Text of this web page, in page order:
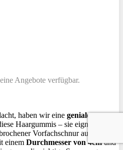
Angebote verfügbar.
haben wir eine geniale
Haargummis – sie eignen sich
Vorfachschnur auf der
einem Durchmesser von 4cmund